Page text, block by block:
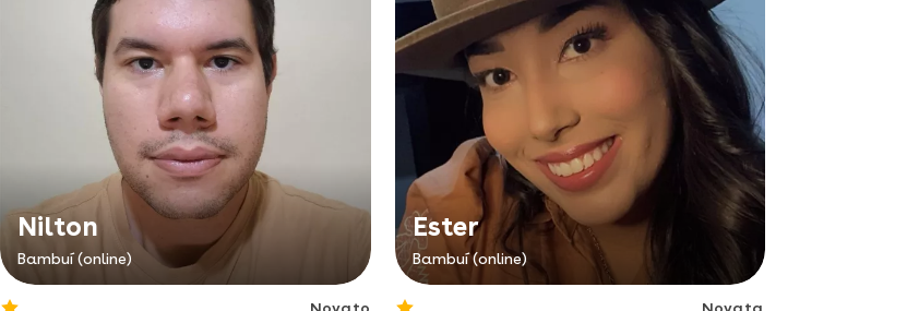
Nilton
Bambuí (online)
Novato
Ester
Bambuí (online)
Novata